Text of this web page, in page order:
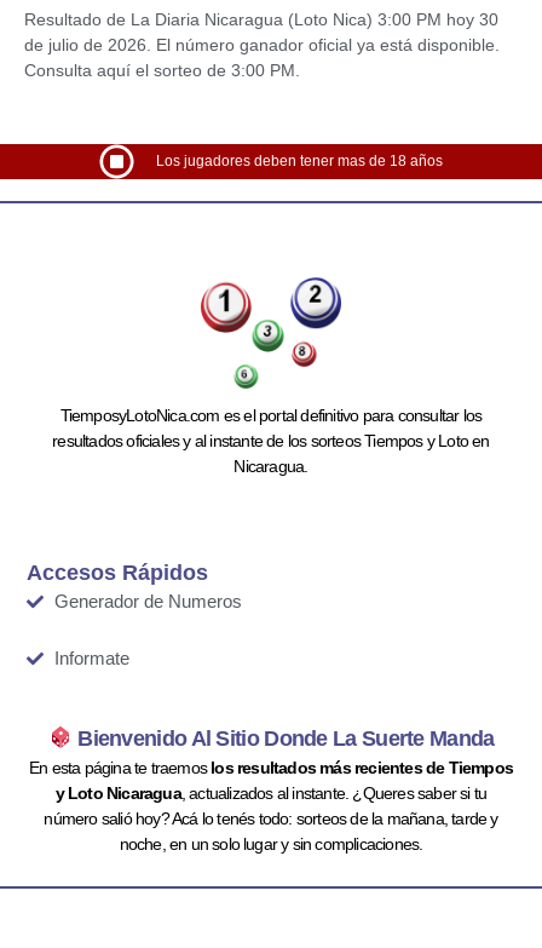
Resultado de La Diaria Nicaragua (Loto Nica) 3:00 PM hoy 30
de julio de 2026. El número ganador oficial ya está disponible.
Consulta aquí el sorteo de 3:00 PM.
Los jugadores deben tener mas de 18 años
TiemposyLotoNica.com es el portal definitivo para consultar los
resultados oficiales y al instante de los sorteos Tiempos y Loto en
Nicaragua.
Accesos Rápidos
Generador de Numeros
Informate
Bienvenido Al Sitio Donde La Suerte Manda
En esta página te traemoslos resultados más recientes de Tiempos
y Loto Nicaragua, actualizados al instante. ¿Queres saber si tu
número salió hoy? Acá lo tenés todo: sorteos de la mañana, tarde y
noche, en un solo lugar y sin complicaciones.